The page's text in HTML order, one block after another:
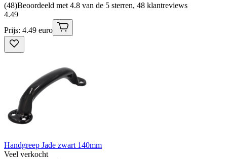
(48)Beoordeeld met 4.8 van de 5 sterren, 48 klantreviews
4.49
Prijs: 4.49 euro
Handgreep Jade zwart 140mm
Veel verkocht